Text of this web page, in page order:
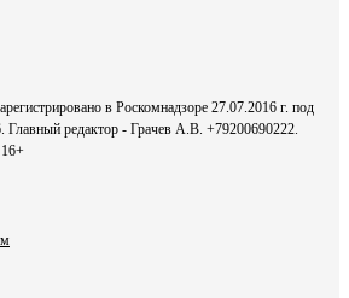
в Роскомнадзоре 27.07.2016 г. под
редактор - Грачев А.В. +79200690222.
16+